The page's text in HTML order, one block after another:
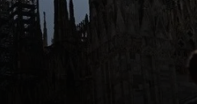
Selama 10 Hari
Mencecah 48°C